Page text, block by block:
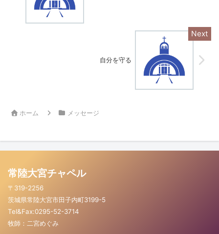
自分を守る
ホーム メッセージ
常陸大宮チャペル
〒319-2256
茨城県常陸大宮市田子内町3199-5
Tel&Fax:0295-52-3714
牧師：二宮めぐみ